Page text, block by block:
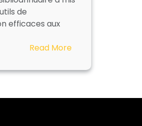
de
efficaces aux
Read More:
offres